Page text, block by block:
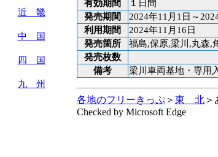
近 畿
中 国
四 国
九 州
有効期間
１日間
発売期間
2024年11月1日～
利用期間
2024年11月16日
発売箇所
福島,保原,梁川,丸森,
発売枚数
備考
梁川車両基地・専用
各地のフリーきっぷ ＞ 東 北
Checked by Microsoft Edge